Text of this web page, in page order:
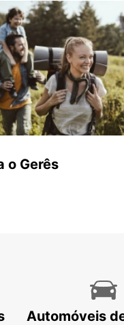
ETOILE FOCH
FRANCE
o Gerês
Automóveis